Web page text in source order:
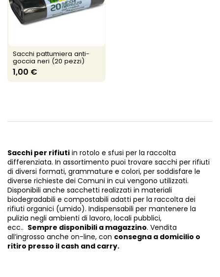
Sacchi pattumiera anti-
goccia neri (20 pezzi)
1,00 €
Sacchi per rifiuti in rotolo e sfusi per la raccolta
differenziata. In assortimento puoi trovare sacchi per rifiuti
di diversi formati, grammature e colori, per soddisfare le
diverse richieste dei Comuni in cui vengono utilizzati.
Disponibili anche sacchetti realizzati in materiali
biodegradabili e compostabili adatti per la raccolta dei
rifiuti organici (umido). Indispensabili per mantenere la
pulizia negli ambienti di lavoro, locali pubblici,
ecc.. Sempre disponibili a magazzino. Vendita
all’ingrosso anche on-line, con consegna a domicilio o
ritiro presso il cash and carry.